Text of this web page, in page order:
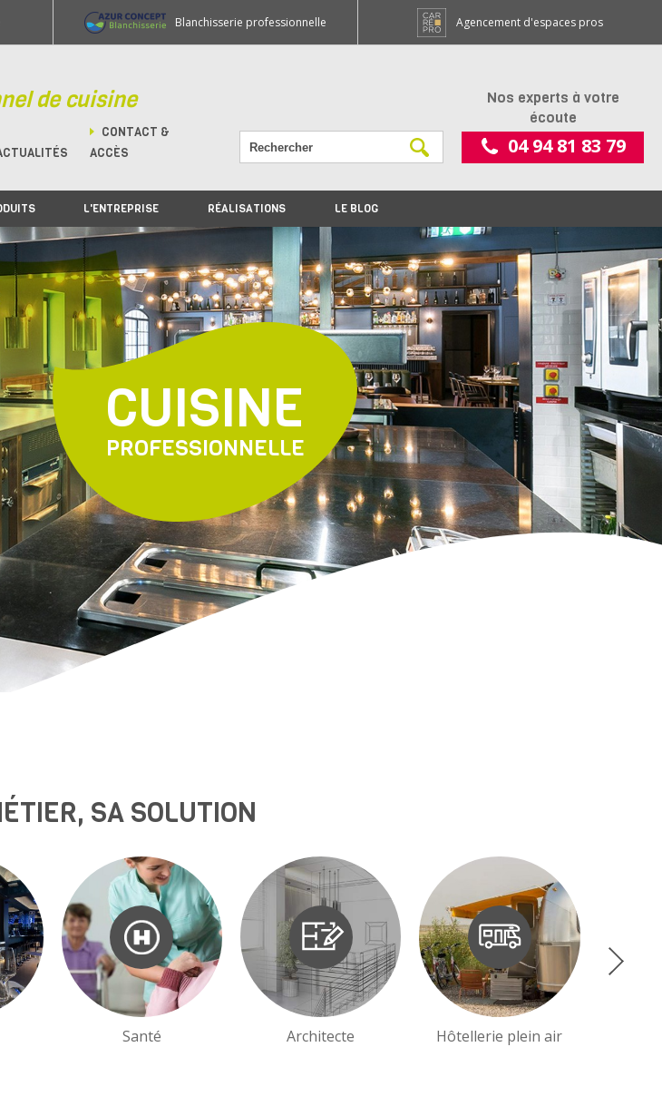
Blanchisserie professionnelle Agencement d'espaces pros
de cuisine
CONTACT &
ACCÈS
Nos experts à votre
écoute
04 94 81 83 79
L'ENTREPRISE RÉALISATIONS LE BLOG
CUISINE
PROFESSIONNELLE
SA SOLUTION
Santé Architecte Hôtellerie plein air